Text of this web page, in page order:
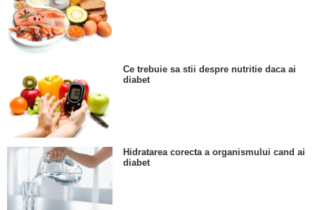
Ce trebuie sa stii despre nutritie daca ai
diabet
Hidratarea corecta a organismului cand ai
diabet